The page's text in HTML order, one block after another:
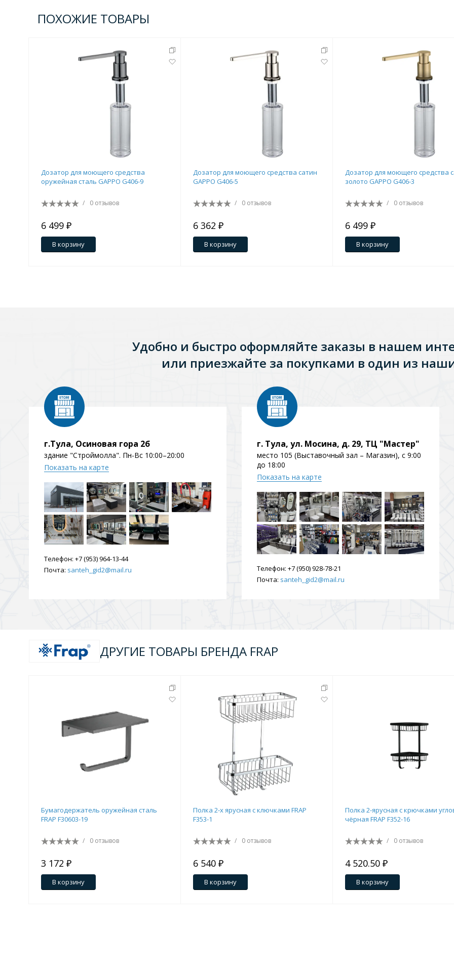
ПОХОЖИЕ ТОВАРЫ
Дозатор для моющего средства
оружейная сталь GAPPO G406-9
/ 0 отзывов
6 499 ₽
В корзину
Дозатор для моющего средства сатин
GAPPO G406-5
/ 0 отзывов
6 362 ₽
В корзину
Дозатор для моющего средства
золото GAPPO G406-3
/ 0 отзывов
6 499 ₽
В корзину
Удобно и быстро оформляйте заказы в нашем
или приезжайте за покупками в один из
г.Тула, Осиновая гора 2б
здание "Строймолла". Пн-Вс 10:00–20:00
Показать на карте
Телефон: +7 (953) 964-13-44
Почта: santeh_gid2@mail.ru
г. Тула, ул. Мосина, д. 29, ТЦ "Мастер"
место 105 (Выставочный зал – Магазин), с 9:00
до 18:00
Показать на карте
Телефон: +7 (950) 928-78-21
Почта: santeh_gid2@mail.ru
ДРУГИЕ ТОВАРЫ БРЕНДА FRAP
Бумагодержатель оружейная сталь
FRAP F30603-19
/ 0 отзывов
3 172 ₽
В корзину
Полка 2-х ярусная c ключками FRAP
F353-1
/ 0 отзывов
6 540 ₽
В корзину
Полка 2-ярусная с крючками
чёрная FRAP F352-16
/ 0 отзывов
4 520.50 ₽
В корзину